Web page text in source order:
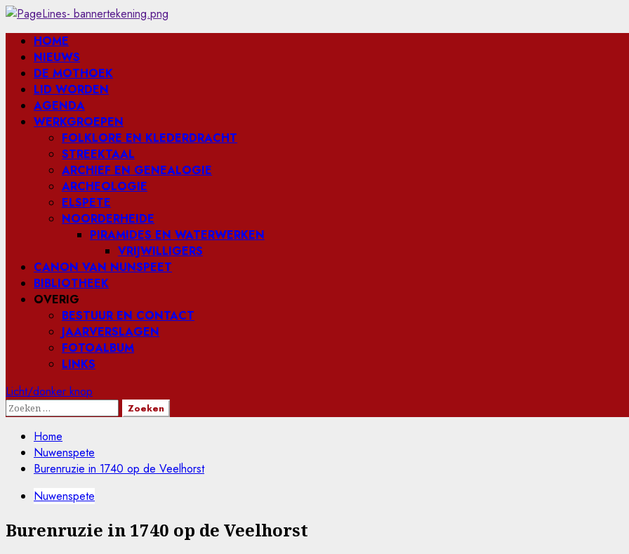
Ga
naar
inhoud
Primair
menu
HOME
NIEUWS
DE MOTHOEK
LID WORDEN
AGENDA
WERKGROEPEN
FOLKLORE EN KLEDERDRACHT
STREEKTAAL
ARCHIEF EN GENEALOGIE
ARCHEOLOGIE
ELSPETE
NOORDERHEIDE
PIRAMIDES EN WATERWERKEN
VRIJWILLIGERS
CANON VAN NUNSPEET
BIBLIOTHEEK
OVERIG
BESTUUR EN CONTACT
JAARVERSLAGEN
FOTOALBUM
LINKS
Licht/donker knop
Zoeken
Home
Nuwenspete
Burenruzie in 1740 op de Veelhorst
Nuwenspete
Burenruzie in 1740 op de Veelhorst